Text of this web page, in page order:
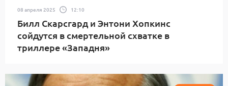
08 апреля 2025 12:10
Билл Скарсгард и Энтони Хопкинс
сойдутся в смертельной схватке в
триллере «Западня»